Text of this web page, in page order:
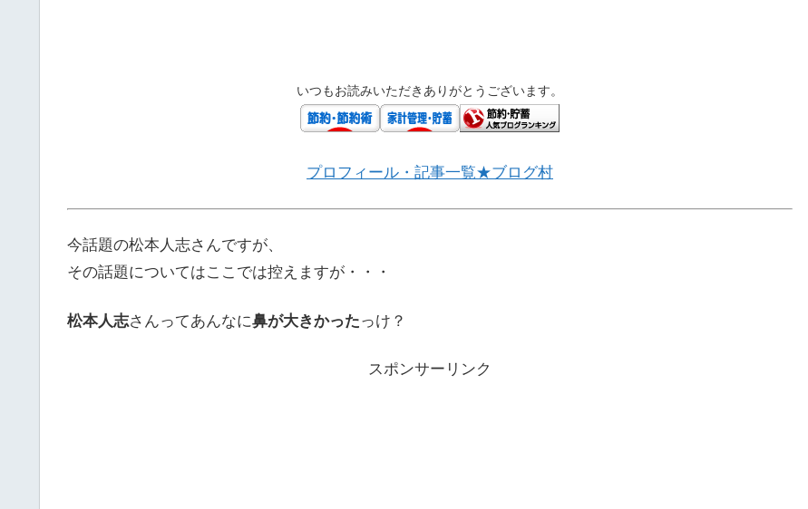
いつもお読みいただきありがとうございます。
プロフィール・記事一覧★ブログ村
今話題の松本人志さんですが、
その話題についてはここでは控えますが・・・
松本人志さんってあんなに鼻が大きかったっけ？
スポンサーリンク